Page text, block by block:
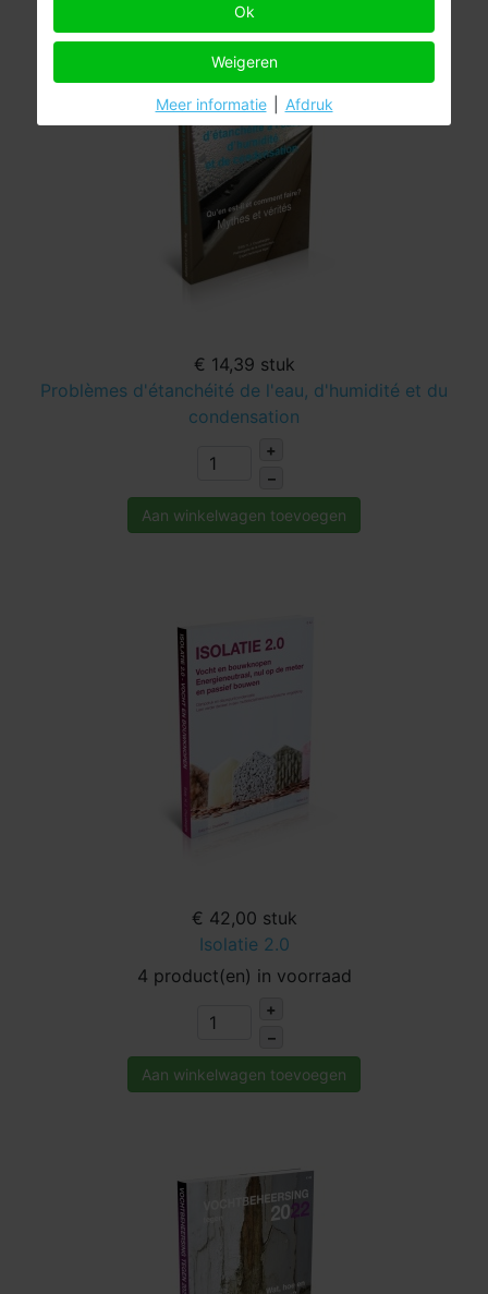
€ 14,39 stuk
Problèmes d'étanchéité de l'eau, d'humidité et du
condensation
+
–
Aan winkelwagen toevoegen
€ 42,00 stuk
Isolatie 2.0
4 product(en) in voorraad
+
–
Aan winkelwagen toevoegen
Ok
Weigeren
Meer informatie Afdruk